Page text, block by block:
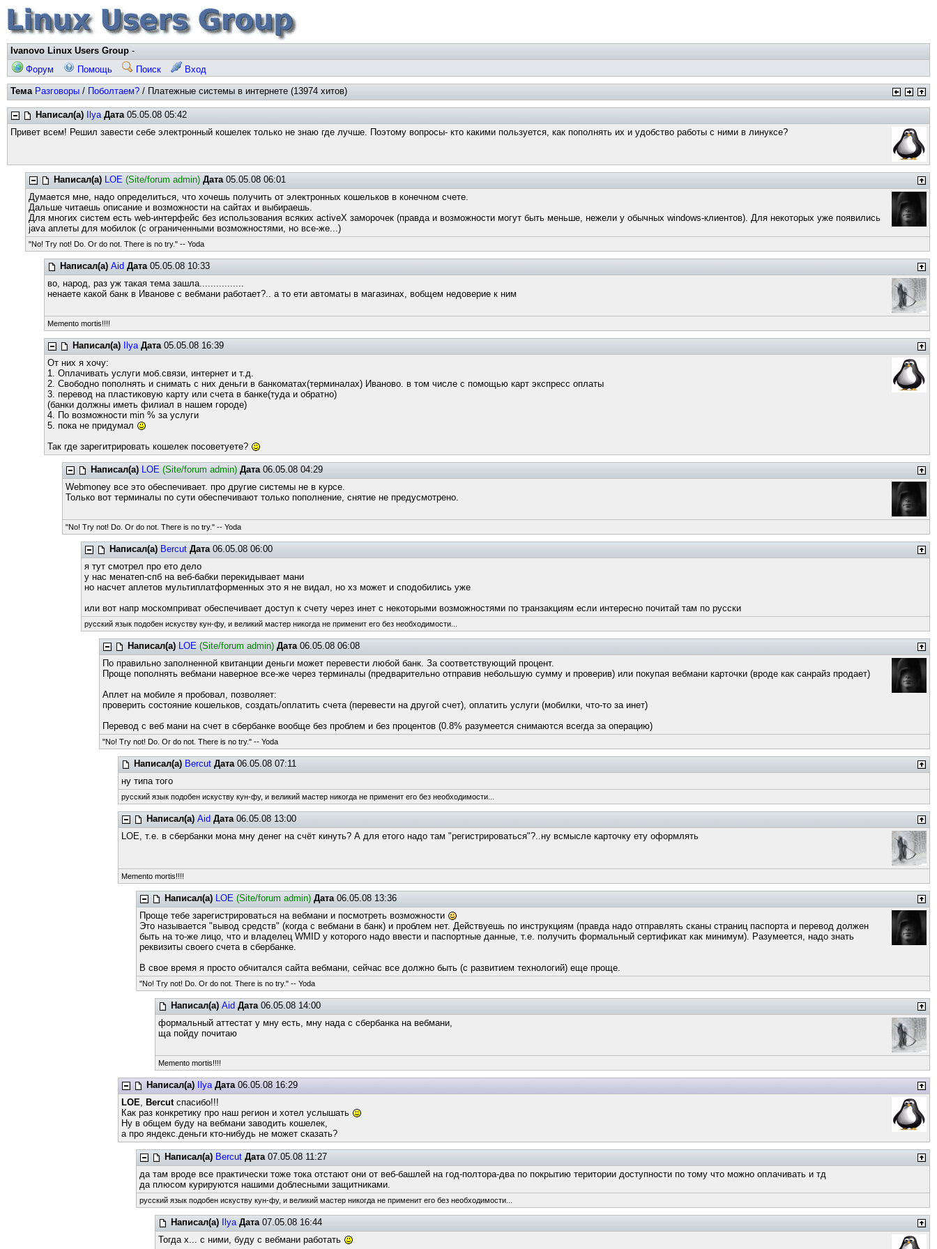
Ivanovo Linux Users Group -
Форум
Помощь Поиск Вход
Тема Разговоры / Поболтаем? / Платежные системы в интернете (13974 хитов)
Написал(а) Ilya Дата05.05.08 05:42
Привет всем! Решил завести себе электронный кошелек только не знаю где лучше. Поэтому вопросы- кто какими пользуется, как пополнять их и удобство работы с ними в линуксе?
Написал(а) LOE (Site/forum admin) Дата05.05.08 06:01
Думается мне, надо определиться, что хочешь получить от электронных кошельков в конечном счете.
Дальше читаешь описание и возможности на сайтах и выбираешь.
Для многих систем есть web-интерфейс без использования всяких activeX заморочек (правда и возможности могут быть меньше, нежели у обычных windows-клиентов). Для некоторых уже появились
java аплеты для мобилок (с ограниченными возможностями, но все-же...)
"No! Try not! Do. Or do not. There is no try." -- Yoda
Написал(а) Aid Дата05.05.08 10:33
во, народ, раз уж такая тема зашла................
ненаете какой банк в Иванове с вебмани работает?.. а то ети автоматы в магазинах, вобщем недоверие к ним
Memento mortis!!!!
Написал(а) Ilya Дата05.05.08 16:39
От них я хочу:
1. Оплачивать услуги моб.связи, интернет и т.д.
2. Свободно пополнять и снимать с них деньги в банкоматах(терминалах) Иваново. в том числе с помощью карт экспресс оплаты
3. перевод на пластиковую карту или счета в банке(туда и обратно)
(банки должны иметь филиал в нашем городе)
4. По возможности min % за услуги
5. пока не придумал
Так где зарегитрировать кошелек посоветуете?
Написал(а) LOE (Site/forum admin) Дата06.05.08 04:29
Webmoney все это обеспечивает. про другие системы не в курсе.
Только вот терминалы по сути обеспечивают только пополнение, снятие не предусмотрено.
"No! Try not! Do. Or do not. There is no try." -- Yoda
Написал(а) Bercut Дата06.05.08 06:00
я тут смотрел про ето дело
у нас менатеп-спб на веб-бабки перекидывает мани
но насчет аплетов мультиплатформенных это я не видал, но хз может и сподобились уже
или вот напр москомприват обеспечивает доступ к счету через инет с некоторыми возможностями по транзакциям если интересно почитай там по русски
русский язык подобен искуству кун-фу, и великий мастер никогда не применит его без необходимости...
Написал(а) LOE (Site/forum admin) Дата06.05.08 06:08
По правильно заполненной квитанции деньги может перевести любой банк. За соответствующий процент.
Проще пополнять вебмани наверное все-же через терминалы (предварительно отправив небольшую сумму и проверив) или покупая вебмани карточки (вроде как санрайз продает)
Аплет на мобиле я пробовал, позволяет:
проверить состояние кошельков, создать/оплатить счета (перевести на другой счет), оплатить услуги (мобилки, что-то за инет)
Перевод с веб мани на счет в сбербанке вообще без проблем и без процентов (0.8% разумеется снимаются всегда за операцию)
"No! Try not! Do. Or do not. There is no try." -- Yoda
Написал(а) Bercut Дата06.05.08 07:11
ну типа того
русский язык подобен искуству кун-фу, и великий мастер никогда не применит его без необходимости...
Написал(а) Aid Дата06.05.08 13:00
LOE, т.е. в сбербанки мона мну денег на счёт кинуть? А для етого надо там "регистрироваться"?..ну всмысле карточку ету оформлять
Memento mortis!!!!
Написал(а) LOE (Site/forum admin) Дата06.05.08 13:36
Проще тебе зарегистрироваться на вебмани и посмотреть возможности
Это называется "вывод средств" (когда с вебмани в банк) и проблем нет. Действуешь по инструкциям (правда надо отправлять сканы страниц паспорта и перевод должен
быть на то-же лицо, что и владелец WMID у которого надо ввести и паспортные данные, т.е. получить формальный сертификат как минимум). Разумеется, надо знать
реквизиты своего счета в сбербанке.
В свое время я просто обчитался сайта вебмани, сейчас все должно быть (с развитием технологий) еще проще.
"No! Try not! Do. Or do not. There is no try." -- Yoda
Написал(а) Aid Дата06.05.08 14:00
формальный аттестат у мну есть, мну нада с сбербанка на вебмани,
ща пойду почитаю
Memento mortis!!!!
Написал(а) Ilya Дата06.05.08 16:29
LOE, Bercutспасибо!!!
Как раз конкретику про наш регион и хотел услышать
Ну в общем буду на вебмани заводить кошелек,
а про яндекс.деньги кто-нибудь не может сказать?
Написал(а) Bercut Дата07.05.08 11:27
да там вроде все практически тоже тока отстают они от веб-башлей на год-полтора-два по покрытию територии доступности по тому что можно оплачивать и тд
да плюсом курируются нашими доблесными защитниками.
русский язык подобен искуству кун-фу, и великий мастер никогда не применит его без необходимости...
Написал(а) Ilya Дата07.05.08 16:44
Тогда х... с ними, буду с вебмани работать